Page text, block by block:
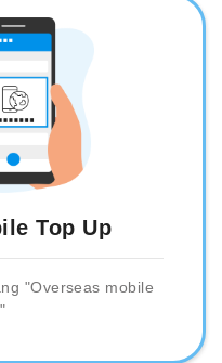
Top Up
"Overseas mobile